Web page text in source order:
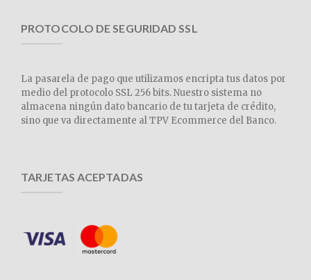
PROTOCOLO DE SEGURIDAD SSL
La pasarela de pago que utilizamos encripta tus datos por
medio del protocolo SSL 256 bits. Nuestro sistema no
almacena ningún dato bancario de tu tarjeta de crédito,
sino que va directamente al TPV Ecommerce del Banco.
TARJETAS ACEPTADAS